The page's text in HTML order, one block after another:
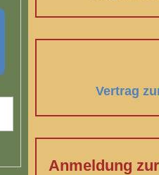
Vertrag
Anmeldung